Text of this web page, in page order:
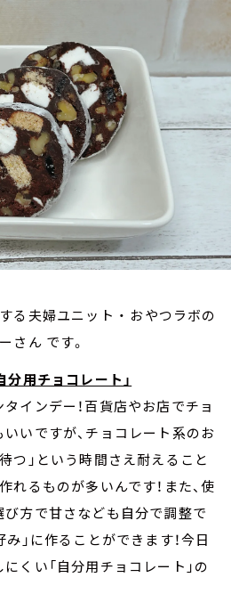
る夫婦ユニット ・ おやつラボの
さん です。
分用チョコレート」
インデー！百貨店やお店でチョ
いですが、チョコレート系のお
つ」という時間さえ耐えること
れるものが多いんです！また、使
方で甘さなども自分で調整で
み」に作ることができます！今日
くい「自分用チョコレート」の